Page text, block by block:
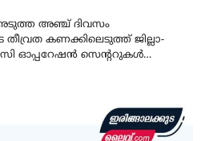
അടുത്ത അഞ്ച് ദിവസം
തീവ്രത കണക്കിലെടുത്ത് ജില്ലാ-
ഓപ്പറേഷന്‍ സെന്ററുകള്‍…